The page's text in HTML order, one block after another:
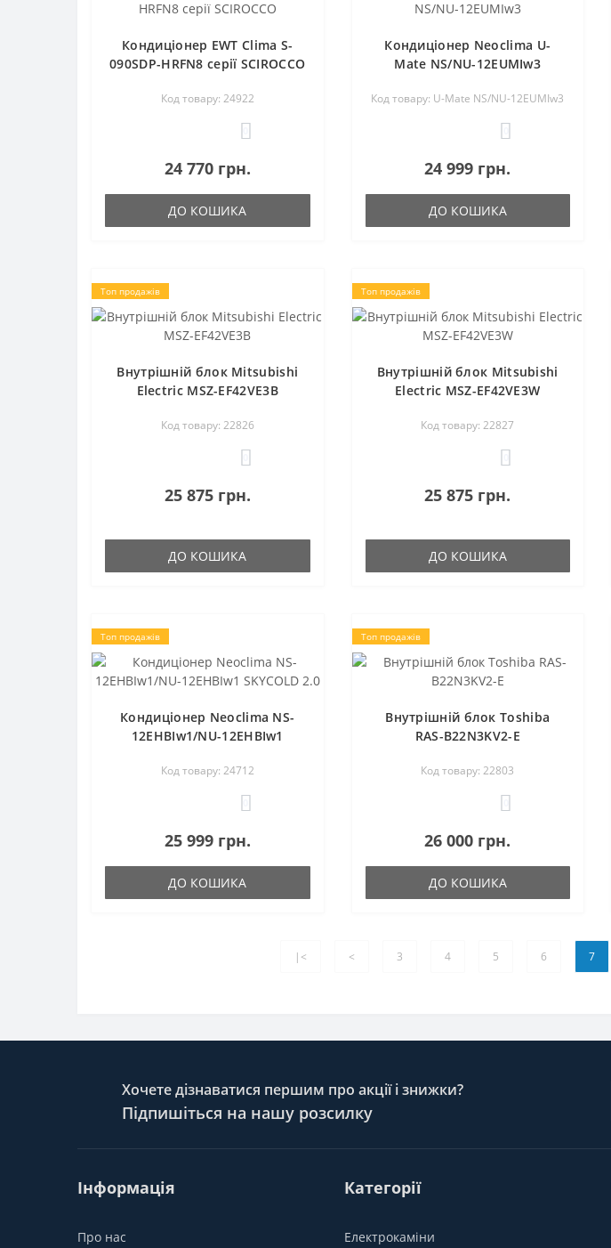
Кондиціонер EWT Clima S-
090SDP-HRFN8 серії SCIROCCO
Код товару: 24922
24 770 грн.
ДО КОШИКА
Кондиціонер Neoclima U-
Mate NS/NU-12EUMIw3
Код товару: U-Mate NS/NU-12EUMIw3
24 999 грн.
ДО КОШИКА
Топ продажів
Внутрішній блок Mitsubishi
Electric MSZ-EF42VE3B
Код товару: 22826
25 875 грн.
ДО КОШИКА
Топ продажів
Внутрішній блок Mitsubishi
Electric MSZ-EF42VE3W
Код товару: 22827
25 875 грн.
ДО КОШИКА
Топ продажів
Кондиціонер Neoclima NS-
12EHBIw1/NU-12EHBIw1
Код товару: 24712
25 999 грн.
ДО КОШИКА
Топ продажів
Внутрішній блок Toshiba
RAS-B22N3KV2-E
Код товару: 22803
26 000 грн.
ДО КОШИКА
|< < 3 4 5 6 7
Хочете дізнаватися першим про акції і знижки?
Підпишіться на нашу розсилку
Інформація
Про нас
Категорії
Електрокаміни